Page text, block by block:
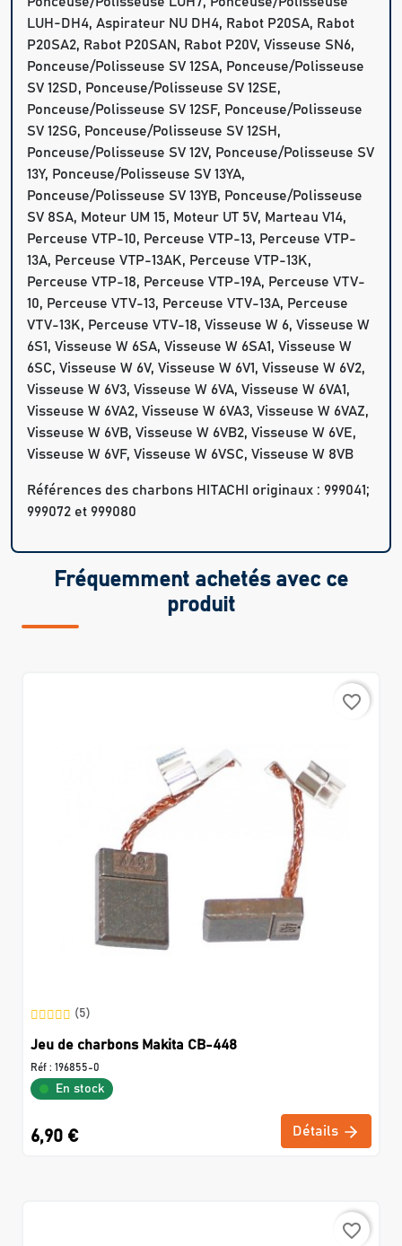
LUH-DH4, Aspirateur NU DH4, Rabot P20SA, Rabot
P20SA2, Rabot P20SAN, Rabot P20V, Visseuse SN6,
Ponceuse/Polisseuse SV 12SA, Ponceuse/Polisseuse
SV 12SD, Ponceuse/Polisseuse SV 12SE,
Ponceuse/Polisseuse SV 12SF, Ponceuse/Polisseuse
SV 12SG, Ponceuse/Polisseuse SV 12SH,
Ponceuse/Polisseuse SV 12V, Ponceuse/Polisseuse SV
13Y, Ponceuse/Polisseuse SV 13YA,
Ponceuse/Polisseuse SV 13YB, Ponceuse/Polisseuse
SV 8SA, Moteur UM 15, Moteur UT 5V, Marteau V14,
Perceuse VTP-10, Perceuse VTP-13, Perceuse VTP-
13A, Perceuse VTP-13AK, Perceuse VTP-13K,
Perceuse VTP-18, Perceuse VTP-19A, Perceuse VTV-
10, Perceuse VTV-13, Perceuse VTV-13A, Perceuse
VTV-13K, Perceuse VTV-18, Visseuse W 6, Visseuse W
6S1, Visseuse W 6SA, Visseuse W 6SA1, Visseuse W
6SC, Visseuse W 6V, Visseuse W 6V1, Visseuse W 6V2,
Visseuse W 6V3, Visseuse W 6VA, Visseuse W 6VA1,
Visseuse W 6VA2, Visseuse W 6VA3, Visseuse W 6VAZ,
Visseuse W 6VB, Visseuse W 6VB2, Visseuse W 6VE,
Visseuse W 6VF, Visseuse W 6VSC, Visseuse W 8VB
Références des charbons HITACHI originaux : 999041;
999072 et 999080
Fréquemment achetés avec ce
produit
favorite_border
(5)
Jeu de charbons Makita CB-448
Réf : 196855-0
En stock
6,90 € Détails
favorite_border